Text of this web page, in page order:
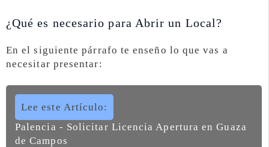
¿Qué es necesario para Abrir un Local?
En el siguiente párrafo te enseño lo que vas a
necesitar presentar:
Lee este Artículo:
Palencia - Solicitar Licencia Apertura en Guaza
de Campos